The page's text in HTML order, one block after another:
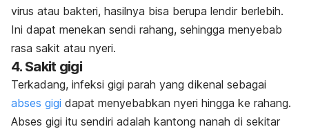
virus atau bakteri, hasilnya bisa berupa lendir berlebih.
Ini dapat menekan sendi rahang, sehingga menyebab
rasa sakit atau nyeri.
4. Sakit gigi
Terkadang, infeksi gigi parah yang dikenal sebagai
abses gigi dapat menyebabkan nyeri hingga ke rahang.
Abses gigi itu sendiri adalah kantong nanah di sekitar